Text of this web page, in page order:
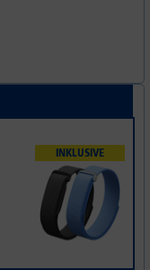
INKLUSIVE